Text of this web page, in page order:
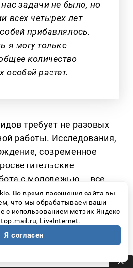
нас задачи не было, но
всех четырех лет
прибавлялось.
я могу только
количество
растет.
требует не разовых
работы. Исследования,
современное
с молодежью – все
благодаря
парка
и предприятий
площадки
Во время посещения сайта вы
что мы обрабатываем ваши
с использованием метрик Яндекс
LiveInternet.
Я согласен